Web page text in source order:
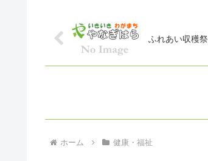
ふれあい収穫祭
ホーム 健康・福祉